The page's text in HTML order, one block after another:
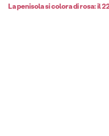
La penisola si colora di rosa: il